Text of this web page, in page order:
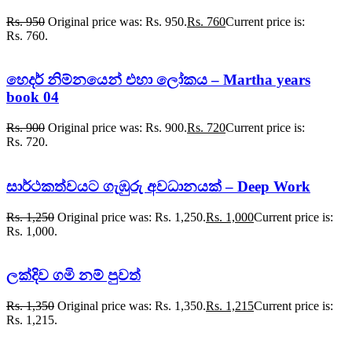
Rs.950 Original price was: Rs. 950.Rs. 760Current price is:
Rs. 760.
හෙදර් නිම්නයෙන් එහා ලෝකය – Martha years
book 04
Rs.900 Original price was: Rs. 900.Rs. 720Current price is:
Rs. 720.
සාර්ථකත්වයට ගැඹුරු අවධානයක් – Deep Work
Rs.1,250 Original price was: Rs. 1,250.Rs. 1,000Current price is:
Rs. 1,000.
ලක්දිව ගමි නම් පුවත්
Rs.1,350 Original price was: Rs. 1,350.Rs. 1,215Current price is:
Rs. 1,215.